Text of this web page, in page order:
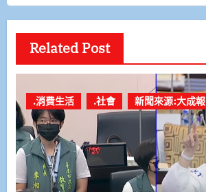
Related Post
.消費生活 .社會 新聞來源:大成報